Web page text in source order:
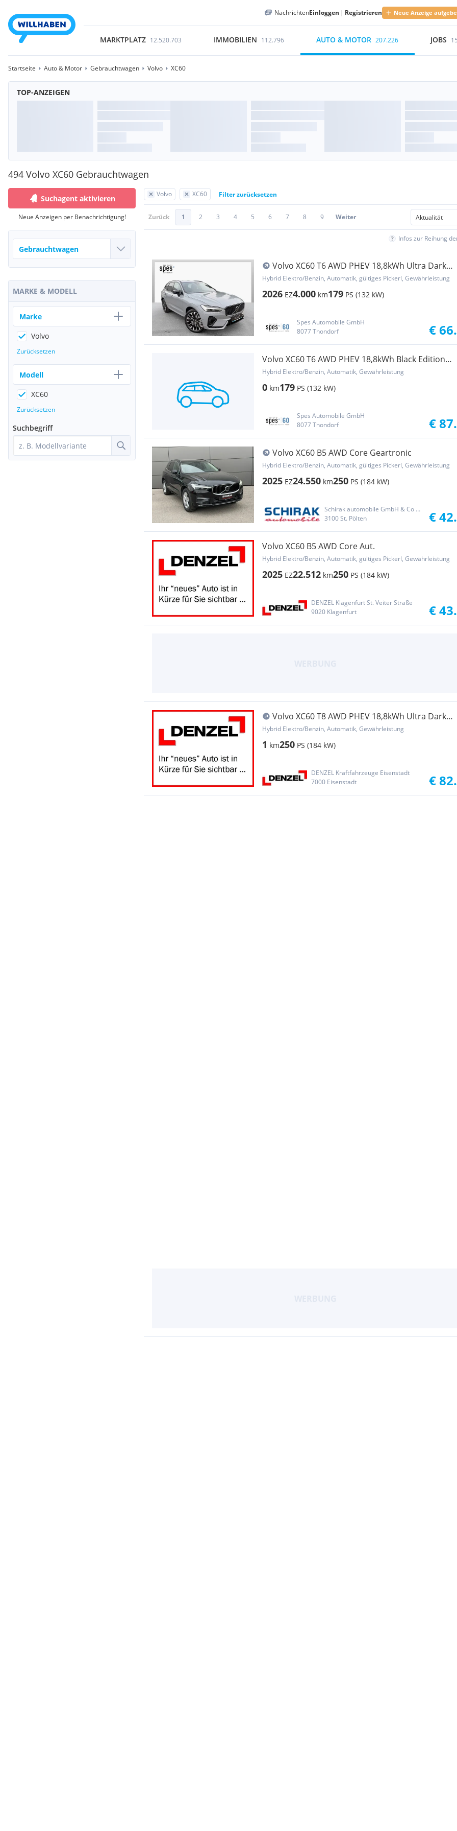
NachrichtenEinloggen | Registrieren Neue Anzeige
MARKTPLATZ 12.520.703 IMMOBILIEN 112.796 AUTO & MOTOR 207.226 JOBS
Startseite Auto & Motor Gebrauchtwagen Volvo XC60
TOP-ANZEIGEN
494 Volvo XC60 Gebrauchtwagen
Volvo XC60 Filter zurücksetzen
Zurück 1 2 3 4 5 6 7 8 9 Weiter
Infos zur Reihung
Volvo XC60 T6 AWD PHEV 18,8kWh Ultra Dark
Aut.
Hybrid Elektro/Benzin, Automatik, gültiges Pickerl, Gewährleistung
2026 EZ4.000 km179 PS (132 kW)
Spes Automobile GmbH
8077 Thondorf
€
Volvo XC60 T6 AWD PHEV 18,8kWh Black Edition
Ultra Aut.
Hybrid Elektro/Benzin, Automatik, Gewährleistung
0 km179 PS (132 kW)
Spes Automobile GmbH
8077 Thondorf
€
Volvo XC60 B5 AWD Core Geartronic
Hybrid Elektro/Benzin, Automatik, gültiges Pickerl, Gewährleistung
2025 EZ24.550 km250 PS (184 kW)
Schirak automobile GmbH & Co KG
3100 St. Pölten
€
Volvo XC60 B5 AWD Core Aut.
Hybrid Elektro/Benzin, Automatik, gültiges Pickerl, Gewährleistung
2025 EZ22.512 km250 PS (184 kW)
DENZEL Klagenfurt St. Veiter Straße
9020 Klagenfurt
€
Volvo XC60 T8 AWD PHEV 18,8kWh Ultra Dark
Aut.
Hybrid Elektro/Benzin, Automatik, Gewährleistung
1 km250 PS (184 kW)
DENZEL Kraftfahrzeuge Eisenstadt
7000 Eisenstadt
€
Suchagent aktivieren
Neue Anzeigen per Benachrichtigung!
MARKE & MODELL
Marke
Volvo
Zurücksetzen
Modell
XC60
Zurücksetzen
Suchbegriff